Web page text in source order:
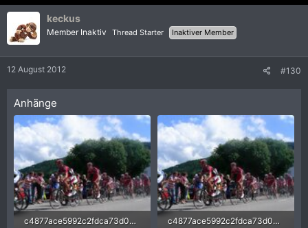
keckus
Member Inaktiv Thread Starter Inaktiver Member
12 August 2012 #130
Anhänge
c4877ace5992c2fdca73d0cba152e311.jpg
c4877ace5992c2fdca73d0cba152e311.jpg